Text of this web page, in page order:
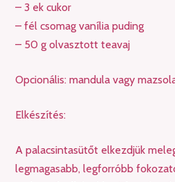
– 3 ek cukor
– fél csomag vanília puding
– 50 g olvasztott teavaj
Opcionális: mandula vagy
Elkészítés:
A palacsintasütőt elkezdjük
legmagasabb, legforróbb